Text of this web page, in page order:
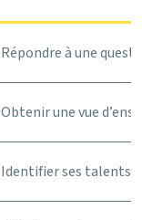
Répondre à une
Obtenir une vue
Identifier ses talents